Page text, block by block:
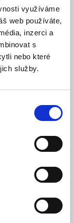
využíváme
web používáte,
inzerci a
s
nebo které
služby.
217 Kč
Do košíku